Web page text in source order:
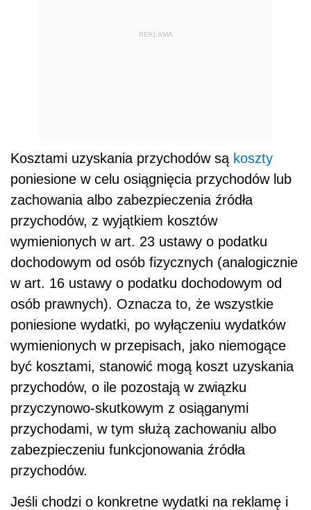
REKLAMA
Kosztami uzyskania przychodów są koszty
poniesione w celu osiągnięcia przychodów lub
zachowania albo zabezpieczenia źródła
przychodów, z wyjątkiem kosztów
wymienionych w art. 23 ustawy o podatku
dochodowym od osób fizycznych (analogicznie
w art. 16 ustawy o podatku dochodowym od
osób prawnych). Oznacza to, że wszystkie
poniesione wydatki, po wyłączeniu wydatków
wymienionych w przepisach, jako niemogące
być kosztami, stanowić mogą koszt uzyskania
przychodów, o ile pozostają w związku
przyczynowo-skutkowym z osiąganymi
przychodami, w tym służą zachowaniu albo
zabezpieczeniu funkcjonowania źródła
przychodów.
Jeśli chodzi o konkretne wydatki na reklamę i